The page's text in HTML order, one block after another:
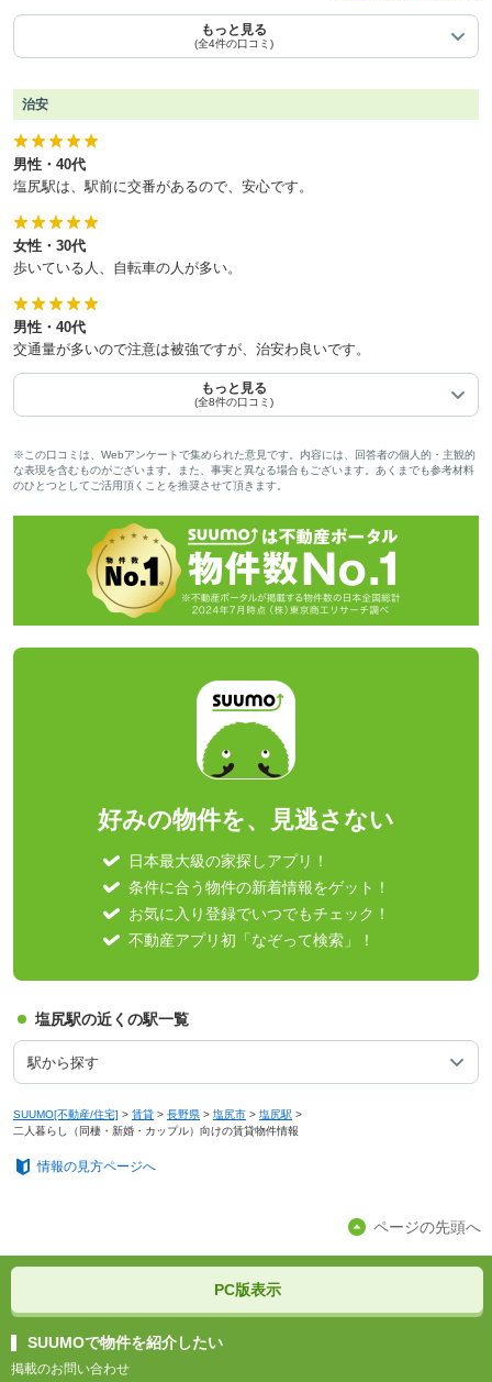
実していてよいと思う。
もっと見る
(全4件の口コミ)
治安
男性・40代
塩尻駅は、駅前に交番があるので、安心です。
女性・30代
歩いている人、自転車の人が多い。
男性・40代
交通量が多いので注意は被強ですが、治安わ良いです。
もっと見る
(全8件の口コミ)
※この口コミは、Webアンケートで集められた意見です。内容には、回答者の個人的・主観的
な表現を含むものがございます。また、事実と異なる場合もございます。あくまでも参考材料
のひとつとしてご活用頂くことを推奨させて頂きます。
好みの物件を、見逃さない
日本最大級の家探しアプリ！
条件に合う物件の新着情報をゲット！
お気に入り登録でいつでもチェック！
不動産アプリ初「なぞって検索」！
塩尻駅の近くの駅一覧
駅から探す
SUUMO[不動産/住宅] > 賃貸 > 長野県 > 塩尻市 > 塩尻駅 >
二人暮らし（同棲・新婚・カップル）向けの賃貸物件情報
情報の見方ページへ
ページの先頭へ
PC版表示
SUUMOで物件を紹介したい
掲載のお問い合わせ